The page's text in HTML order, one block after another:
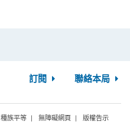
訂閱 聯絡本局
種族平等 無障礙網頁
版權告示